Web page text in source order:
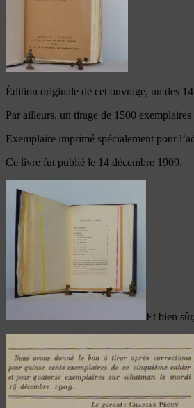
Édition originale de cet ouvrage, un des
Par ailleurs, un tirage de 1500
Exemplaire imprimé spécialement pour
Ce livre fut publié le 14 décembre 1909.
Et bien